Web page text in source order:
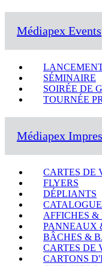
Médiapex Events
SÉMINAIRE
SOIRÉE DE
TOURNÉE
Médiapex
CARTES DE
FLYERS
DÉPLIANTS
AFFICHES &
PANNEAUX
BÂCHES &
CARTES DE
CARTONS